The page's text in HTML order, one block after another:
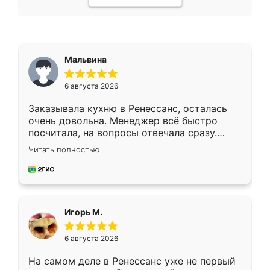
Мальвина
6 августа 2026
Заказывала кухню в Ренессанс, осталась
очень довольна. Менеджер всё быстро
посчитала, на вопросы отвечала сразу.
Замерщик приехал в субботу, подошёл к
делу со всей ответственностью. Собрали
за день, ребята работали аккуратно, даже
Читать полностью
Игорь М.
6 августа 2026
На самом деле в Ренессанс уже не первый